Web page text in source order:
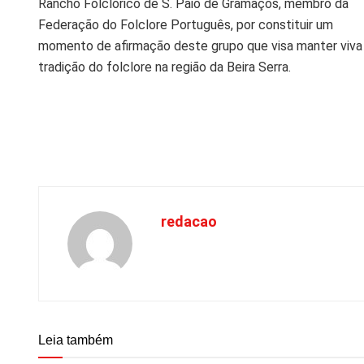
Rancho Folclórico de S. Paio de Gramaços, membro da
Federação do Folclore Português, por constituir um
momento de afirmação deste grupo que visa manter viva
tradição do folclore na região da Beira Serra.
redacao
Leia também